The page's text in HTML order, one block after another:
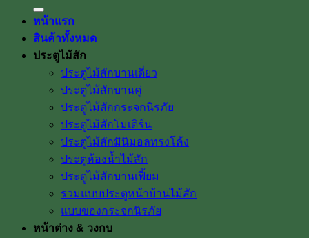
หน้าแรก
สินค้าทั้งหมด
ประตูไม้สัก
ประตูไม้สักบานเดี่ยว
ประตูไม้สักบานคู่
ประตูไม้สักกระจกนิรภัย
ประตูไม้สักโมเดิร์น
ประตูไม้สักมินิมอลทรงโค้ง
ประตูห้องน้ำไม้สัก
ประตูไม้สักบานเฟี้ยม
รวมแบบประตูหน้าบ้านไม้สัก
แบบของกระจกนิรภัย
หน้าต่าง & วงกบ